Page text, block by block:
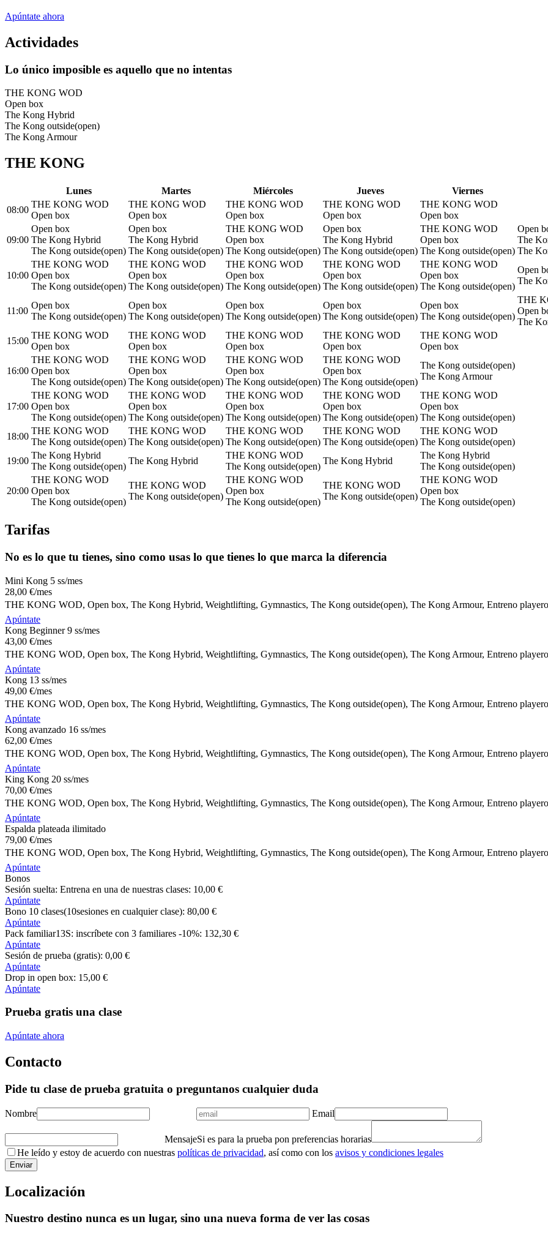
Apúntate ahora
Actividades
Lo único imposible es aquello que no intentas
THE KONG WOD
Open box
The Kong Hybrid
The Kong outside(open)
The Kong Armour
THE KONG
Lunes Martes Miércoles Jueves Viernes
08:00
THE KONG WOD
Open box
THE KONG WOD
Open box
THE KONG WOD
Open box
THE KONG WOD
Open box
THE KONG WOD
Open box
09:00
Open box
The Kong Hybrid
The Kong outside(open)
Open box
The Kong Hybrid
The Kong outside(open)
THE KONG WOD
Open box
The Kong outside(open)
Open box
The Kong Hybrid
The Kong outside(open)
THE KONG WOD
Open box
The Kong outside(open)
Open
The
The
10:00
THE KONG WOD
Open box
The Kong outside(open)
THE KONG WOD
Open box
The Kong outside(open)
THE KONG WOD
Open box
The Kong outside(open)
THE KONG WOD
Open box
The Kong outside(open)
THE KONG WOD
Open box
The Kong outside(open)
Open
The
11:00
Open box
The Kong outside(open)
Open box
The Kong outside(open)
Open box
The Kong outside(open)
Open box
The Kong outside(open)
Open box
The Kong outside(open)
THE
Open
The
15:00
THE KONG WOD
Open box
THE KONG WOD
Open box
THE KONG WOD
Open box
THE KONG WOD
Open box
THE KONG WOD
Open box
16:00
THE KONG WOD
Open box
The Kong outside(open)
THE KONG WOD
Open box
The Kong outside(open)
THE KONG WOD
Open box
The Kong outside(open)
THE KONG WOD
Open box
The Kong outside(open)
The Kong outside(open)
The Kong Armour
17:00
THE KONG WOD
Open box
The Kong outside(open)
THE KONG WOD
Open box
The Kong outside(open)
THE KONG WOD
Open box
The Kong outside(open)
THE KONG WOD
Open box
The Kong outside(open)
THE KONG WOD
Open box
The Kong outside(open)
18:00
THE KONG WOD
The Kong outside(open)
THE KONG WOD
The Kong outside(open)
THE KONG WOD
The Kong outside(open)
THE KONG WOD
The Kong outside(open)
THE KONG WOD
The Kong outside(open)
19:00
The Kong Hybrid
The Kong outside(open)
The Kong Hybrid
THE KONG WOD
The Kong outside(open)
The Kong Hybrid
The Kong Hybrid
The Kong outside(open)
20:00
THE KONG WOD
Open box
The Kong outside(open)
THE KONG WOD
The Kong outside(open)
THE KONG WOD
Open box
The Kong outside(open)
THE KONG WOD
The Kong outside(open)
THE KONG WOD
Open box
The Kong outside(open)
Tarifas
No es lo que tu tienes, sino como usas lo que tienes lo que marca la diferencia
Mini Kong 5 ss/mes
28,00 €/mes
THE KONG WOD, Open box, The Kong Hybrid, Weightlifting, Gymnastics, The Kong outside(open), The Kong Armour, Entreno
Apúntate
Kong Beginner 9 ss/mes
43,00 €/mes
THE KONG WOD, Open box, The Kong Hybrid, Weightlifting, Gymnastics, The Kong outside(open), The Kong Armour, Entreno
Apúntate
Kong 13 ss/mes
49,00 €/mes
THE KONG WOD, Open box, The Kong Hybrid, Weightlifting, Gymnastics, The Kong outside(open), The Kong Armour, Entreno
Apúntate
Kong avanzado 16 ss/mes
62,00 €/mes
THE KONG WOD, Open box, The Kong Hybrid, Weightlifting, Gymnastics, The Kong outside(open), The Kong Armour, Entreno
Apúntate
King Kong 20 ss/mes
70,00 €/mes
THE KONG WOD, Open box, The Kong Hybrid, Weightlifting, Gymnastics, The Kong outside(open), The Kong Armour, Entreno
Apúntate
Espalda plateada ilimitado
79,00 €/mes
THE KONG WOD, Open box, The Kong Hybrid, Weightlifting, Gymnastics, The Kong outside(open), The Kong Armour, Entreno
Apúntate
Bonos
Sesión suelta: Entrena en una de nuestras clases: 10,00 €
Apúntate
Bono 10 clases(10sesiones en cualquier clase): 80,00 €
Apúntate
Pack familiar13S: inscríbete con 3 familiares -10%: 132,30 €
Apúntate
Sesión de prueba (gratis): 0,00 €
Apúntate
Drop in open box: 15,00 €
Apúntate
Prueba gratis una clase
Apúntate ahora
Contacto
Pide tu clase de prueba gratuita o preguntanos cualquier duda
Nombre Email
MensajeSi es para la prueba pon preferencias horarias
He leído y estoy de acuerdo con nuestras políticas de privacidad, así como con los avisos y condiciones legales
Localización
Nuestro destino nunca es un lugar, sino una nueva forma de ver las cosas